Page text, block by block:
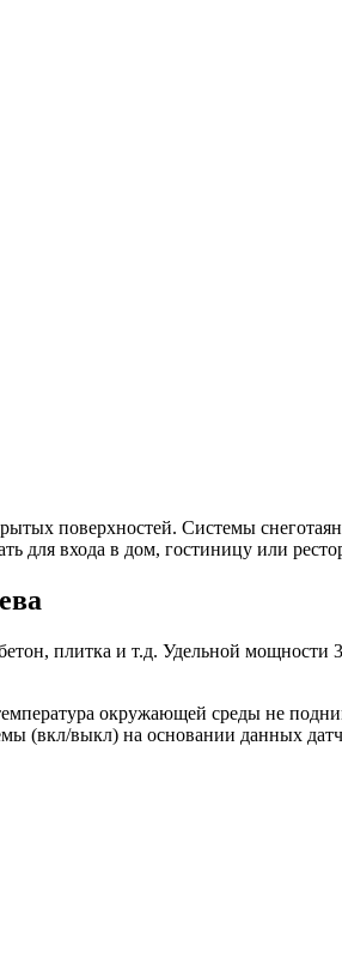
поверхностей. Системы
для входа в дом, гостиницу или
плитка и т.д. Удельной мощности
окружающей среды не
(вкл/выкл) на основании данных